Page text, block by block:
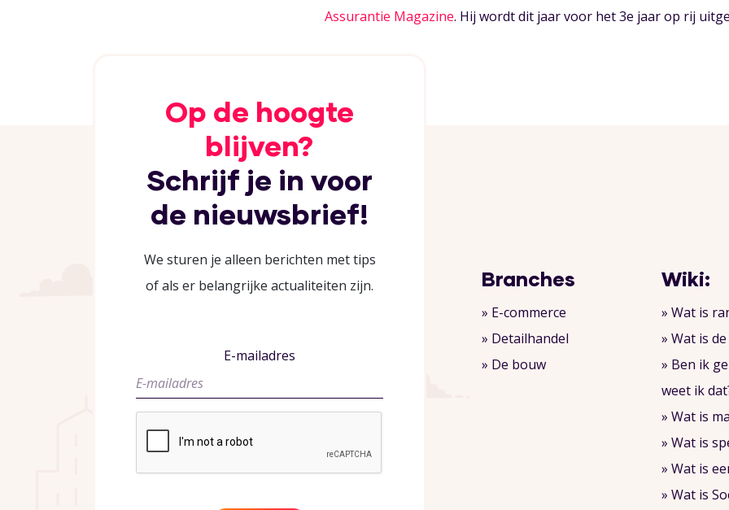
Assurantie Magazine. Hij wordt dit jaar voor het 3e jaar op rij
Op de hoogte
blijven?
Schrijf je in voor
de nieuwsbrief!
We sturen je alleen berichten met tips
of als er belangrijke actualiteiten zijn.
E-mailadres
Branches
» E-commerce
» Detailhandel
» De bouw
Wiki:
» Wat is
» Wat is de
» Ben ik
weet ik
» Wat is
» Wat is
» Wat is
» Wat is